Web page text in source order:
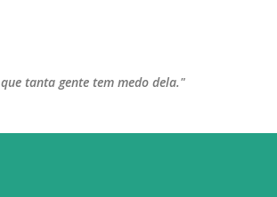
tanta gente tem medo dela."